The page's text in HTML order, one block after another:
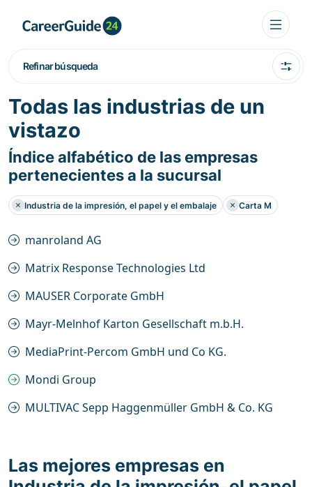
Refinar búsqueda
Todas las industrias de un
vistazo
Índice alfabético de las empresas
pertenecientes a la sucursal
Industria de la impresión, el papel y el embalaje Carta M
manroland AG
Matrix Response Technologies Ltd
MAUSER Corporate GmbH
Mayr-Melnhof Karton Gesellschaft m.b.H.
MediaPrint-Percom GmbH und Co KG.
Mondi Group
MULTIVAC Sepp Haggenmüller GmbH & Co. KG
Las mejores empresas en